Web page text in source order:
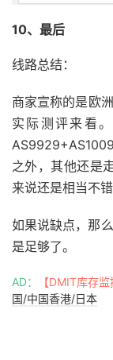
10、最后
线路总结：
商家宣称的是欧
实际测评来看
之外，其他还是
来说还是相当不错
如果说缺点，那
是足够了。
AD： 【DMIT库存监
国/中国香港/日本